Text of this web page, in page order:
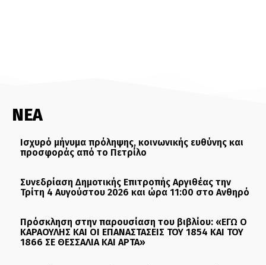
ΝΕΑ
Ισχυρό μήνυμα πρόληψης, κοινωνικής ευθύνης και
προσφοράς από το Πετρίλο
Συνεδρίαση Δημοτικής Επιτροπής Αργιθέας την
Τρίτη 4 Αυγούστου 2026 και ώρα 11:00 στο Ανθηρό
Πρόσκληση στην παρουσίαση του βιβλίου: «ΕΓΩ Ο
ΚΑΡΑΟΥΛΗΣ ΚΑΙ ΟΙ ΕΠΑΝΑΣΤΑΣΕΙΣ ΤΟΥ 1854 ΚΑΙ ΤΟΥ
1866 ΣΕ ΘΕΣΣΑΛΙΑ ΚΑΙ ΑΡΤΑ»